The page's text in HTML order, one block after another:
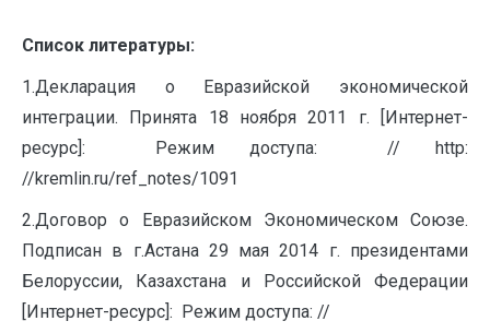
Список литературы:
1.Декларация о Евразийской экономической
интеграции. Принята 18 ноября 2011 г. [Интернет-
ресурс]: Режим доступа: // http:
//kremlin.ru/ref_notes/1091
2.Договор о Евразийском Экономическом Союзе.
Подписан в г.Астана 29 мая 2014 г. президентами
Белоруссии, Казахстана и Российской Федерации
[Интернет-ресурс]: Режим доступа: //